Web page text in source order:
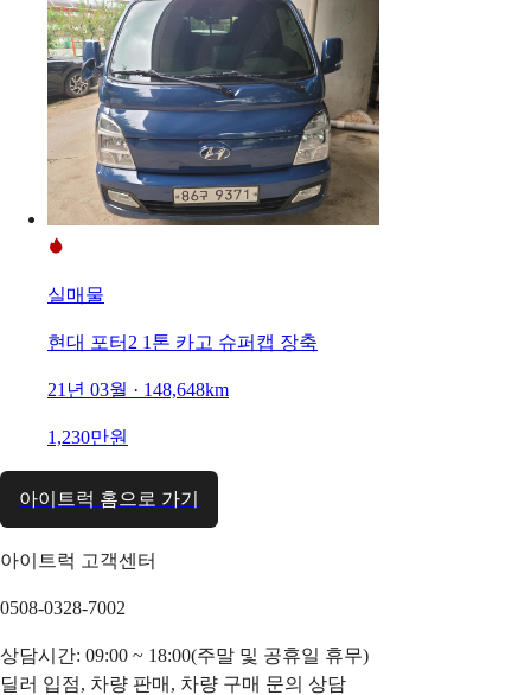
실매물
현대 포터2 1톤 카고 슈퍼캡 장축
21년 03월 · 148,648km
1,230만원
아이트럭 홈으로 가기
아이트럭 고객센터
0508-0328-7002
상담시간: 09:00 ~ 18:00(주말 및 공휴일 휴무)
딜러 입점, 차량 판매, 차량 구매 문의 상담